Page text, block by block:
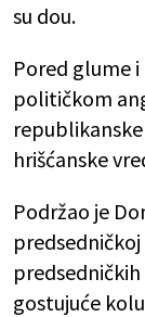
su dou.
Pored glume
političkom
hrišćanske
Podržao je
predsedničkih
gostujuće